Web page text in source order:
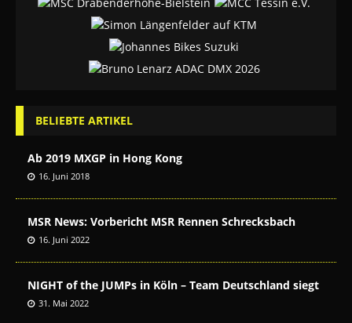
BELIEBTE ARTIKEL
Ab 2019 MXGP in Hong Kong
16. Juni 2018
MSR News: Vorbericht MSR Rennen Schrecksbach
16. Juni 2022
NIGHT of the JUMPs in Köln – Team Deutschland siegt
31. Mai 2022